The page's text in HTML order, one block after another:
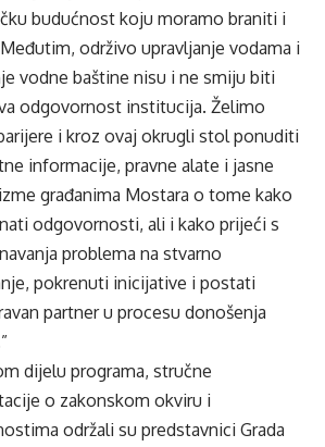
budućnost koju moramo braniti i
održivo upravljanje vodama i
vodne baštine nisu i ne smiju biti
odgovornost institucija. Želimo
i kroz ovaj okrugli stol ponuditi
informacije, pravne alate i jasne
građanima Mostara o tome kako
odgovornosti, ali i kako prijeći s
problema na stvarno
pokrenuti inicijative i postati
partner u procesu donošenja
dijelu programa, stručne
o zakonskom okviru i
održali su predstavnici Grada